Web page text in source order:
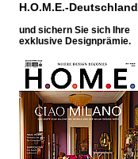
H.O.M.E.-Deutschland
und sichern Sie sich Ihre
exklusive Designprämie.